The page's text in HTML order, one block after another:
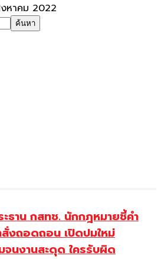
หาคม 2022
ธาน กสทช. นักกฎหมายชี้คำ
สั่งถอดถอน เปิดปมใหม่
จนงานสะดุด ใครรับผิด